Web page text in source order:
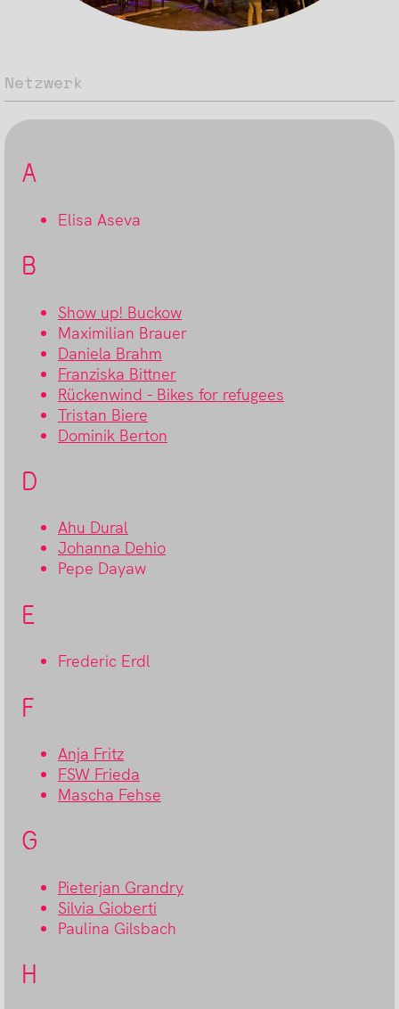
Netzwerk
A
Elisa Aseva
B
Show up! Buckow
Maximilian Brauer
Daniela Brahm
Franziska Bittner
Rückenwind - Bikes for refugees
Tristan Biere
Dominik Berton
D
Ahu Dural
Johanna Dehio
Pepe Dayaw
E
Frederic Erdl
F
Anja Fritz
FSW Frieda
Mascha Fehse
G
Pieterjan Grandry
Silvia Gioberti
Paulina Gilsbach
H